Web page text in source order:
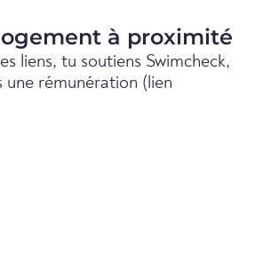
à proximité
liens, tu soutiens Swimcheck,
une rémunération (lien